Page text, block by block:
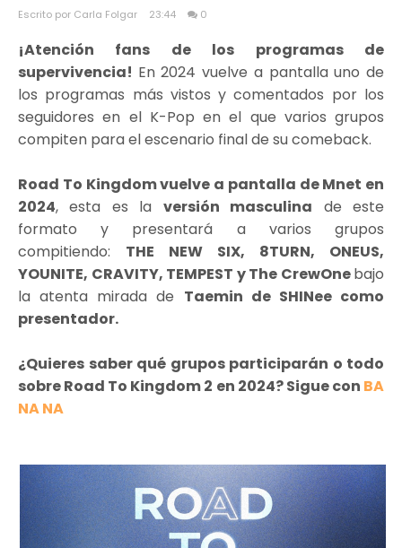
Escrito por Carla Folgar 23:44 0
¡Atención fans de los programas de
supervivencia! En 2024 vuelve a pantalla uno de
los programas más vistos y comentados por los
seguidores en el K-Pop en el que varios grupos
compiten para el escenario final de su comeback.
Road To Kingdom vuelve a pantalla de Mnet en
2024, esta es la versión masculina de este
formato y presentará a varios grupos
compitiendo: THE NEW SIX, 8TURN, ONEUS,
YOUNITE, CRAVITY, TEMPEST y The CrewOnebajo
la atenta mirada de Taemin de SHINee como
presentador.
¿Quieres saber qué grupos participarán o todo
sobre Road To Kingdom 2 en 2024? Sigue con BA
NA NA